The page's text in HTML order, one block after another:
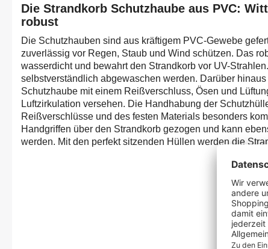
Die Strandkorb Schutzhaube aus PVC:
robust
Die Schutzhauben sind aus kräftigem PVC-Gewebe
zuverlässig vor Regen, Staub und Wind schützen. Das
wasserdicht und bewahrt den Strandkorb vor UV-
selbstverständlich abgewaschen werden. Darüber
Schutzhaube mit einem Reißverschluss, Ösen und
Luftzirkulation versehen. Die Handhabung der
Reißverschlüsse und des festen Materials besonders
Handgriffen über den Strandkorb gezogen und kann
werden. Mit den perfekt sitzenden Hüllen werden die